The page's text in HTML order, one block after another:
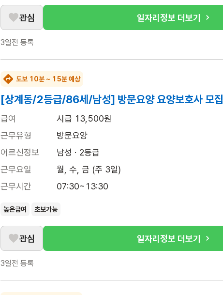
관심 일자리정보 더보기
3일전 등록
도보 10분 ~ 15분 예상
[상계동/2등급/86세/남성] 방문요양 요양보호사 모집
급여
시급 13,500원
근무유형
방문요양
어르신정보
남성 · 2등급
근무요일
월, 수, 금 (주 3일)
근무시간
07:30~13:30
높은급여 초보가능
관심 일자리정보 더보기
3일전 등록